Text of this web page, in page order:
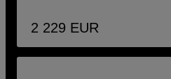
2 229 EUR